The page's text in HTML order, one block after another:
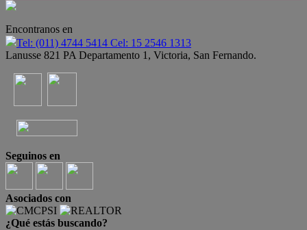
Encontranos en
Tel: (011) 4744 5414 Cel: 15 2546 1313
Lanusse 821 PA Departamento 1, Victoria, San Fernando.
Seguinos en
Asociados con
¿Qué estás buscando?